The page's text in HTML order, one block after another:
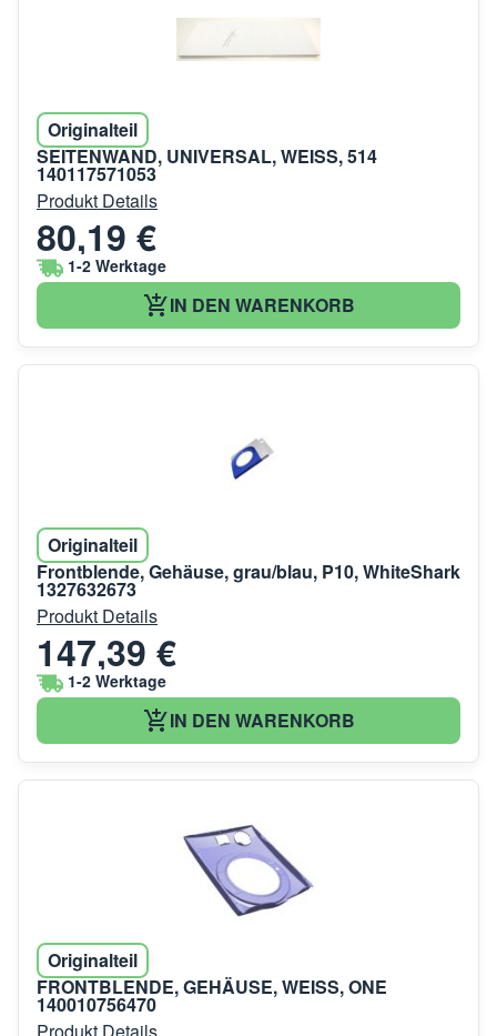
Originalteil
SEITENWAND, UNIVERSAL, WEISS, 514
140117571053
Produkt Details
80,19 €
1-2 Werktage
IN DEN WARENKORB
Originalteil
Frontblende, Gehäuse, grau/blau, P10, WhiteShark
1327632673
Produkt Details
147,39 €
1-2 Werktage
IN DEN WARENKORB
Originalteil
FRONTBLENDE, GEHÄUSE, WEISS, ONE
140010756470
Produkt Details